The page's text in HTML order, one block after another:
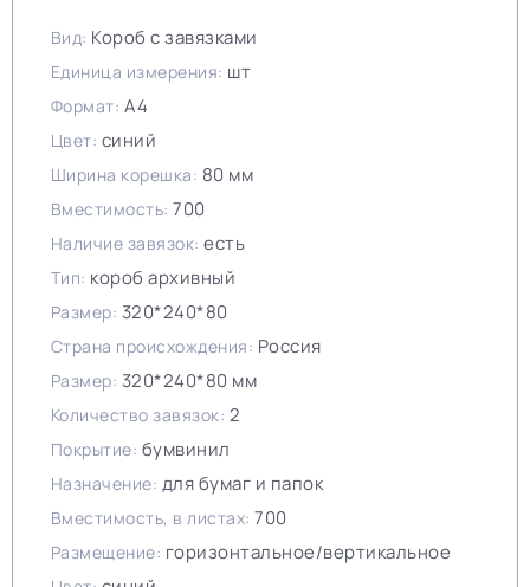
Вид: Короб с завязками
Единица измерения: шт
Формат: А4
Цвет: синий
Ширина корешка: 80 мм
Вместимость: 700
Наличие завязок: есть
Тип: короб архивный
Размер: 320*240*80
Страна происхождения: Россия
Размер: 320*240*80 мм
Количество завязок: 2
Покрытие: бумвинил
Назначение: для бумаг и папок
Вместимость, в листах: 700
Размещение: горизонтальное/вертикальное